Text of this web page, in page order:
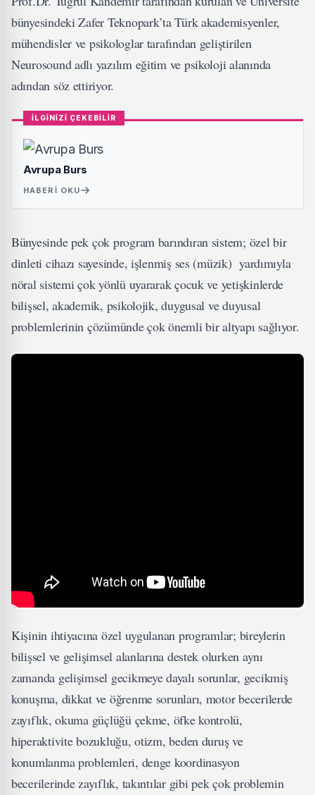
bünyesindeki Zafer Teknopark’ta Türk akademisyenler,
mühendisler ve psikologlar tarafından geliştirilen
Neurosound adlı yazılım eğitim ve psikoloji alanında
adından söz ettiriyor.
İLGİNİZİ ÇEKEBİLİR
Avrupa Burs
HABERI OKU
Bünyesinde pek çok program barındıran sistem; özel bir
dinleti cihazı sayesinde, işlenmiş ses (müzik) yardımıyla
nöral sistemi çok yönlü uyararak çocuk ve yetişkinlerde
bilişsel, akademik, psikolojik, duygusal ve duyusal
problemlerinin çözümünde çok önemli bir altyapı sağlıyor.
Kişinin ihtiyacına özel uygulanan programlar; bireylerin
bilişsel ve gelişimsel alanlarına destek olurken aynı
zamanda gelişimsel gecikmeye dayalı sorunlar, gecikmiş
konuşma, dikkat ve öğrenme sorunları, motor becerilerde
zayıflık, okuma güçlüğü çekme, öfke kontrolü,
hiperaktivite bozukluğu, otizm, beden duruş ve
konumlanma problemleri, denge koordinasyon
becerilerinde zayıflık, takıntılar gibi pek çok problemin